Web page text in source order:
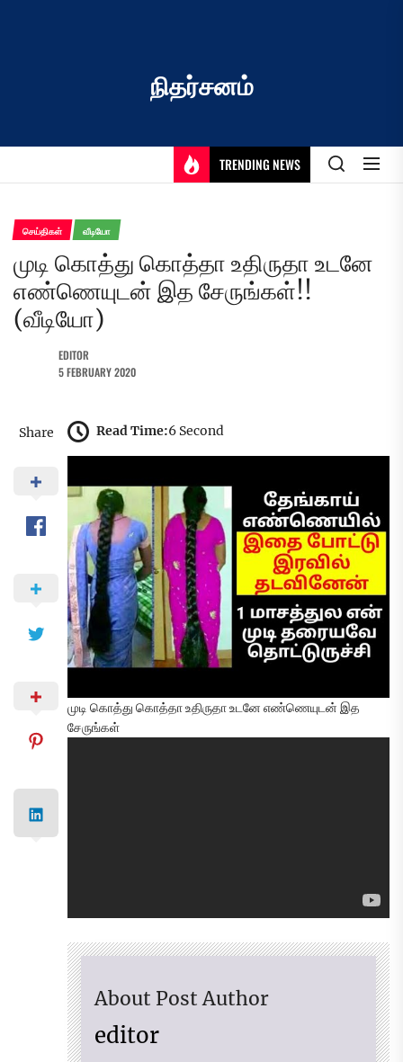
நிதர்சனம்
TRENDING NEWS
செய்திகள் வீடியோ
முடி கொத்து கொத்தா உதிருதா உடனே
எண்ணெயுடன் இத சேருங்கள்!!
(வீடியோ)
EDITOR
5 FEBRUARY 2020
Share Read Time:6 Second
முடி கொத்து கொத்தா உதிருதா உடனே எண்ணெயுடன் இத
சேருங்கள்
About Post Author
editor